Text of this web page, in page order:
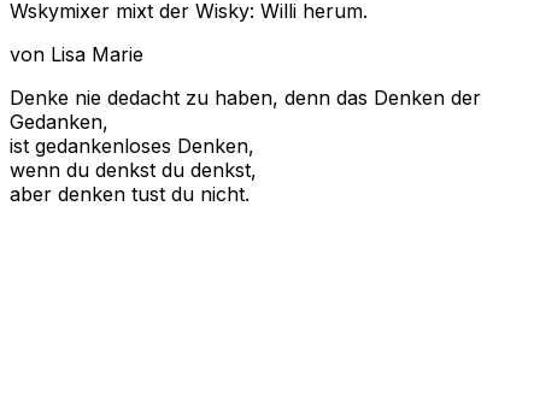
Wskymixer mixt der Wisky: Willi herum.
von Lisa Marie
Denke nie dedacht zu haben, denn das Denken der
Gedanken,
ist gedankenloses Denken,
wenn du denkst du denkst,
aber denken tust du nicht.